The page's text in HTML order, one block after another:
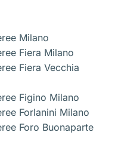
Milano
Fiera Milano
Fiera Vecchia
Figino Milano
Forlanini Milano
Foro Buonaparte